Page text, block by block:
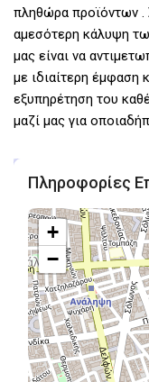
πληθώρα προϊόντων .
αμεσότερη κάλυψη
μας είναι να
με ιδιαίτερη έμφαση
εξυπηρέτηση του
μαζί μας για
Πληροφορίες
+
−